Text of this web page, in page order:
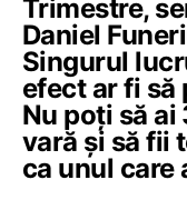
Trimestre,
Daniel
Singurul
efect ar fi să
Nu poți să ai
vară și să fii
ca unul care